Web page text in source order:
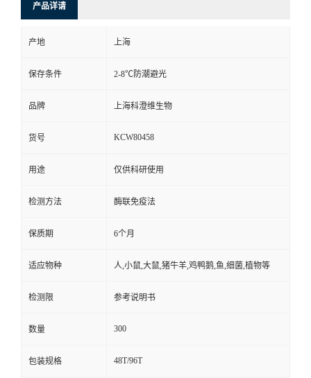
产品详请
产地 上海
保存条件 2-8℃防潮避光
品牌 上海科澄维生物
货号 KCW80458
用途 仅供科研使用
检测方法 酶联免疫法
保质期 6个月
适应物种 人,小鼠,大鼠,猪牛羊,鸡鸭鹅,鱼,细菌,植物等
检测限 参考说明书
数量 300
包装规格 48T/96T